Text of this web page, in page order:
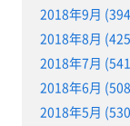
2018年9月
2018年8月
2018年7月
2018年6月
2018年5月